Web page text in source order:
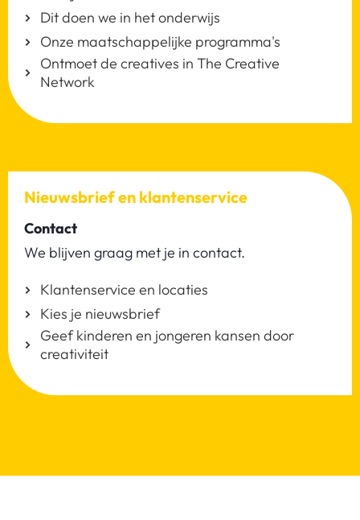
Dit doen we in het onderwijs
Onze maatschappelijke programma's
Ontmoet de creatives in The Creative
Network
Nieuwsbrief en klantenservice
Contact
We blijven graag met je in contact.
Klantenservice en locaties
Kies je nieuwsbrief
Geef kinderen en jongeren kansen door
creativiteit